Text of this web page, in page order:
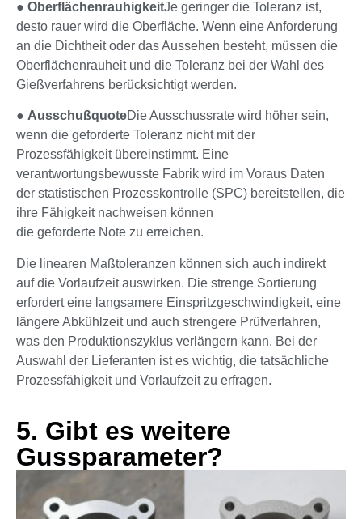
● OberflächenrauhigkeitJe geringer die Toleranz ist,
desto rauer wird die Oberfläche. Wenn eine Anforderung
an die Dichtheit oder das Aussehen besteht, müssen die
Oberflächenrauheit und die Toleranz bei der Wahl des
Gießverfahrens berücksichtigt werden.
● AusschußquoteDie Ausschussrate wird höher sein,
wenn die geforderte Toleranz nicht mit der
Prozessfähigkeit übereinstimmt. Eine
verantwortungsbewusste Fabrik wird im Voraus Daten
der statistischen Prozesskontrolle (SPC) bereitstellen, die
ihre Fähigkeit nachweisen können
die geforderte Note zu erreichen.
Die linearen Maßtoleranzen können sich auch indirekt
auf die Vorlaufzeit auswirken. Die strenge Sortierung
erfordert eine langsamere Einspritzgeschwindigkeit, eine
längere Abkühlzeit und auch strengere Prüfverfahren,
was den Produktionszyklus verlängern kann. Bei der
Auswahl der Lieferanten ist es wichtig, die tatsächliche
Prozessfähigkeit und Vorlaufzeit zu erfragen.
5. Gibt es weitere
Gussparameter?